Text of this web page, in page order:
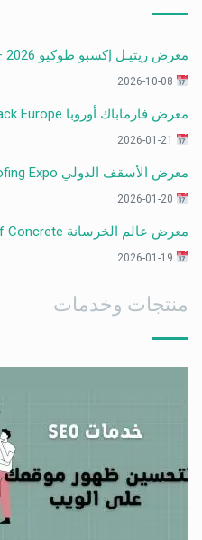
معرض ريتيـل إكسبو طوكيو 2026 – Retail Expo Tokyo
معرض فارماباك أوروبا Pharmapack Europe
معرض الأسقف الدولي International Roofing Expo
معرض عالم الخرسانة World of Concrete
منتجات وخدمات